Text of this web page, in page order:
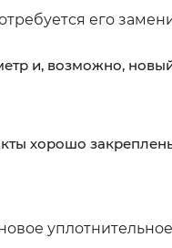
его
и, возможно,
хорошо